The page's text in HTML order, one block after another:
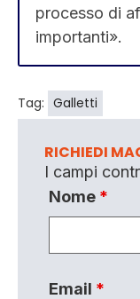
processo di
importanti».
Tag: Galletti
RICHIEDI
I campi
Nome *
Email *